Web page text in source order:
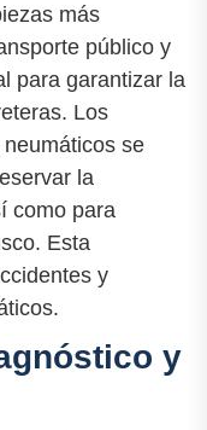
más
público y
para garantizar la
Los
se
la
como para
Esta
y
y